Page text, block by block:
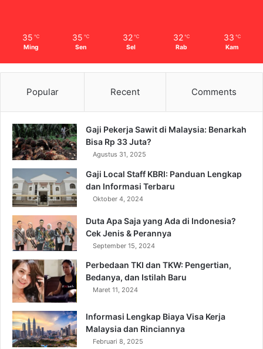
35 ℃
Ming
35 ℃
Sen
32 ℃
Sel
32 ℃
Rab
33 ℃
Kam
Popular Recent Comments
Gaji Pekerja Sawit di Malaysia: Benarkah
Bisa Rp 33 Juta?
Agustus 31, 2025
Gaji Local Staff KBRI: Panduan Lengkap
dan Informasi Terbaru
Oktober 4, 2024
Duta Apa Saja yang Ada di Indonesia?
Cek Jenis & Perannya
September 15, 2024
Perbedaan TKI dan TKW: Pengertian,
Bedanya, dan Istilah Baru
Maret 11, 2024
Informasi Lengkap Biaya Visa Kerja
Malaysia dan Rinciannya
Februari 8, 2025